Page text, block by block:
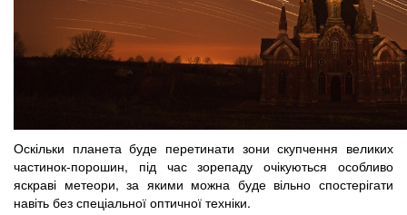
Оскільки планета буде перетинати зони скупчення великих
частинок-порошин, під час зорепаду очікуються особливо
яскраві метеори, за якими можна буде вільно спостерігати
навіть без спеціальної оптичної техніки.